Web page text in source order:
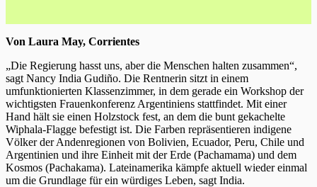
Von Laura May, Corrientes
„Die Regierung hasst uns, aber die Menschen halten zusammen“,
sagt Nancy India Gudiño. Die Rentnerin sitzt in einem
umfunktionierten Klassenzimmer, in dem gerade ein Workshop der
wichtigsten Frauenkonferenz Argentiniens stattfindet. Mit einer
Hand hält sie einen Holzstock fest, an dem die bunt gekachelte
Wiphala-Flagge befestigt ist. Die Farben repräsentieren indigene
Völker der Andenregionen von Bolivien, Ecuador, Peru, Chile und
Argentinien und ihre Einheit mit der Erde (Pachamama) und dem
Kosmos (Pachakama). Lateinamerika kämpfe aktuell wieder einmal
um die Grundlage für ein würdiges Leben, sagt India.